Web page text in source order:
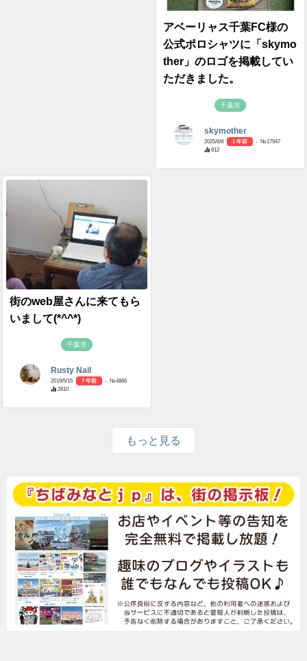
アベーリャス千葉FC様の
公式ポロシャツに「skymo
ther」のロゴを掲載してい
ただきました。
千葉市
skymother
2025/6/8 1 年前
- №17947
812
街のweb屋さんに来てもら
いまして(*^^*)
千葉市
Rusty Nail
2019/5/15 7 年前
- №4866
2810
もっと見る